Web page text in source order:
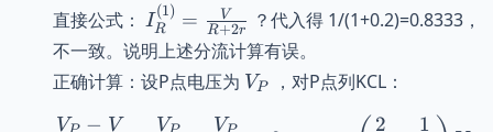
{R+r}}
\cdot
\frac{r}
\frac{V
直接公式：
I^{(1)}_R
=
\frac{V}
{R+2r}
IR
(1) = R+2r
V
？代入得 1/(1+0.2)=0.8333，
不一致。说明上述分流计算有误。
正确计算：设P点电压为 V_P
VP
，对P点列KCL：
\frac{V_P - V}{r} +
V − V V V 2 1